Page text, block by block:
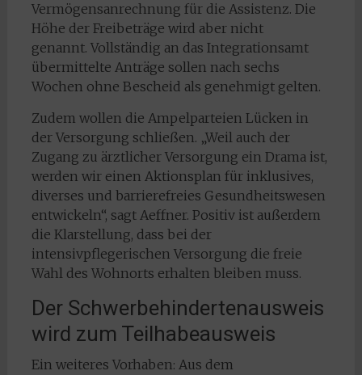
Vermögensanrechnung für die Assistenz. Die
Höhe der Freibeträge wird aber nicht
genannt. Vollständig an das Integrationsamt
übermittelte Anträge sollen nach sechs
Wochen ohne Bescheid als genehmigt gelten.
Zudem wollen die Ampelparteien Lücken in
der Versorgung schließen. „Weil auch der
Zugang zu ärztlicher Versorgung ein Drama ist,
werden wir einen Aktionsplan für inklusives,
diverses und barrierefreies Gesundheitswesen
entwickeln“, sagt Aeffner. Positiv ist außerdem
die Klarstellung, dass bei der
intensivpflegerischen Versorgung die freie
Wahl des Wohnorts erhalten bleiben muss.
Der Schwerbehindertenausweis
wird zum Teilhabeausweis
Ein weiteres Vorhaben: Aus dem